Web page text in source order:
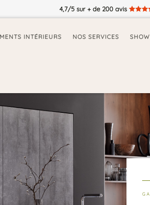
4,7/5 sur + de 200 avis 
INTÉRIEURS NOS SERVICES